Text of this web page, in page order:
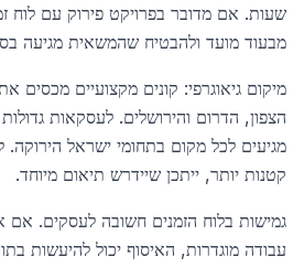
שעות. אם מדובר בפרויקט פירוק עם לוח
מבעוד מועד ולהבטיח שהמשאית מגיעה
מיקום גיאוגרפי: קונים מקצועיים מכסים
הצפון, הדרום והירושלים. לעסקאות
מגיעים לכל מקום בתחומי ישראל הירוקה.
קטנות יותר, ייתכן שיידרש תיאום מיוחד.
גמישות בלוח הזמנים חשובה לעסקים.
עבודה מוגדרות, האיסוף יכול להיעשות